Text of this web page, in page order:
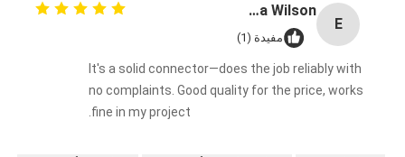
E
Emma Wilson
مفيدة (1)
It's a solid connector—does the job reliably with
no complaints. Good quality for the price, works
fine in my project.